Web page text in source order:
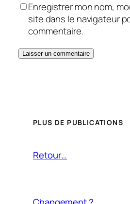
Enregistrer mon nom,
site dans le navigateur
commentaire.
PLUS DE PUBLICATIONS
Retour…